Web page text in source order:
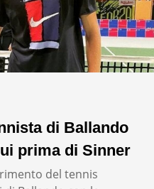
di Ballando
prima di Sinner
del tennis